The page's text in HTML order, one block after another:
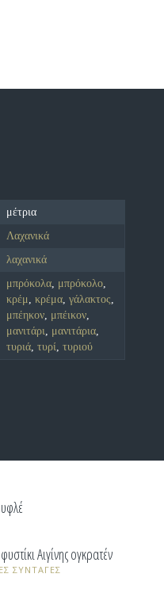
μέτρια
Λαχανικά
λαχανικά
μπρόκολα, μπρόκολο,
κρέμ,κρέμα,γάλακτος,
μπέηκον, μπέικον,
μανιτάρι, μανιτάρια,
τυριά,τυρί,τυριού
Αιγίνης ογκρατέν
ΣΥΝΤΑΓΕΣ